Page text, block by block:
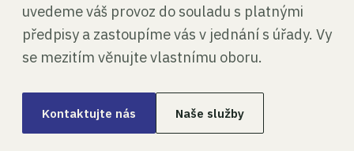
uvedeme váš provoz do souladu s platnými
předpisy a zastoupíme vás v jednání s úřady. Vy
se mezitím věnujte vlastnímu oboru.
Kontaktujte nás Naše služby